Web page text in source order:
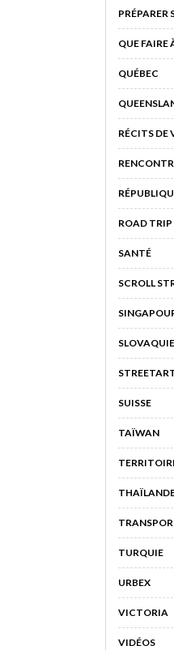
PRÉPARER
QUE FAIRE
QUÉBEC
RÉCITS DE
ROAD TRIP
SANTÉ
SCROLL
SLOVAQUIE
SUISSE
TAÏWAN
TURQUIE
URBEX
VICTORIA
VIDÉOS